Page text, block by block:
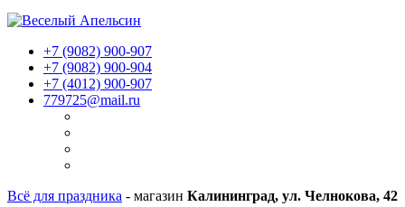
+7 (9082) 900-907
+7 (9082) 900-904
+7 (4012) 900-907
779725@mail.ru
Всё для праздника - магазин Калининград, ул. Челнокова, 42